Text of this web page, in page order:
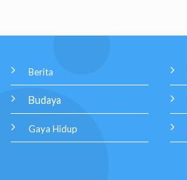
Berita
Budaya
Gaya Hidup